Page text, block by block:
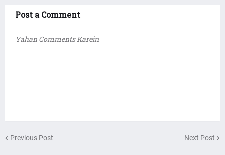
Post a Comment
Yahan Comments Karein
Previous Post Next Post